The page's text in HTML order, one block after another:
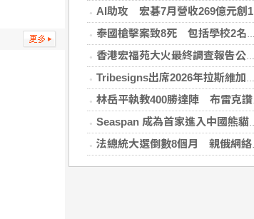
AI助攻 宏碁7月營收269億元創13年同期新高
泰國槍擊案致8死 包括學校2名教師3名職員
香港宏福苑大火最終調查報告公布 菸頭引燃施工雜物
Tribesigns出席2026年拉斯維加斯家具展，擴大與美國領先家居零售商的合作
林岳平執教400勝達陣 布雷克讚獲球員愛戴
Seaspan 成為首家進入中國熊貓債券市場的國際船東及營運商
法總統大選倒數8個月 親俄網絡針對3名參選人造謠